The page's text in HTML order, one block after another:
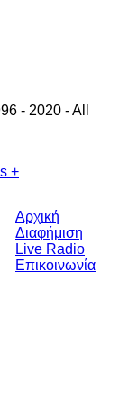
- 2020 - All
+
Αρχική
Διαφήμιση
Live Radio
Επικοινωνία